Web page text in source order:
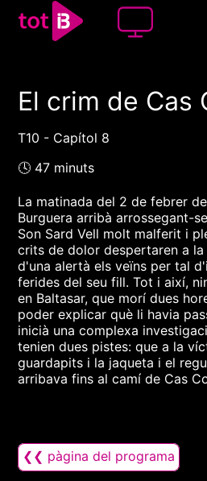
00:00 00:00
El crim de Cas
T10 - Capítol 8
🕓 47 minuts
La matinada del 2 de febrer
Burguera arribà arrossegant-
Son Sard Vell molt malferit i
crits de dolor despertaren a
d'una alertà els veïns per tal
ferides del seu fill. Tot i així,
en Baltasar, que morí dues
poder explicar què li havia
inicià una complexa
tenien dues pistes: que a la
guardapits i la jaqueta i el
arribava fins al camí de Cas
❮❮ pàgina del programa